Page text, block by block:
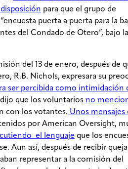
disposición para que el grupo de
puerta a puerta para la
del Condado de Otero”, bajo
del 13 de enero, después de
R.B. Nichols, expresara su
ser percibida como intimidación
que los voluntarios no
con los votantes. Unos mensajes
por American Oversight,
el lenguaje que los
Aun así, después de recibir
representar a la comisión del